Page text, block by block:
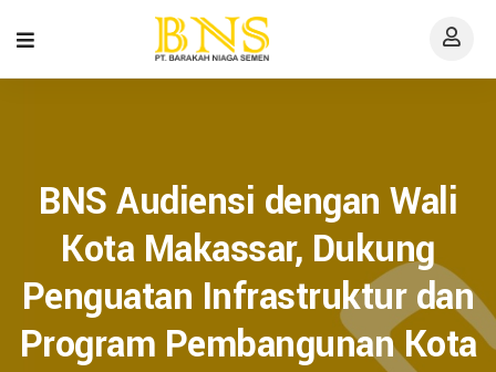
BNS Audiensi dengan Wali
Kota Makassar, Dukung
Penguatan Infrastruktur dan
Program Pembangunan Kota